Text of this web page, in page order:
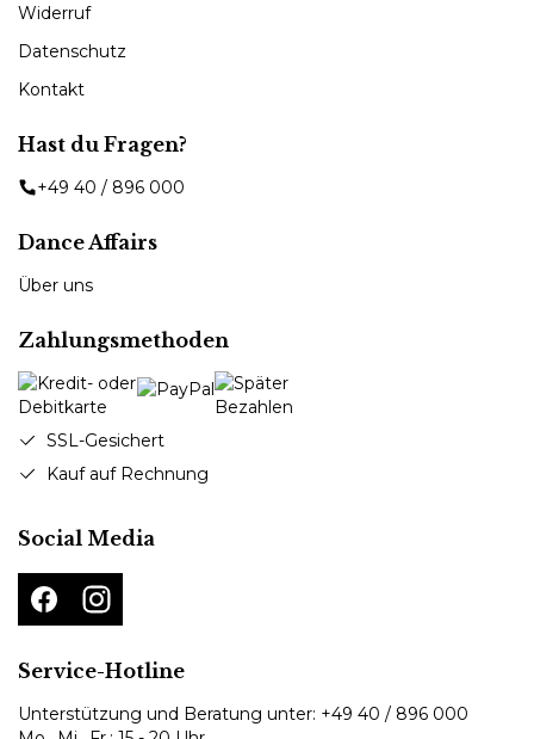
Widerruf
Datenschutz
Kontakt
Hast du Fragen?
+49 40 / 896 000
Dance Affairs
Über uns
Zahlungsmethoden
SSL-Gesichert
Kauf auf Rechnung
Social Media
Service-Hotline
Unterstützung und Beratung unter: +49 40 / 896 000